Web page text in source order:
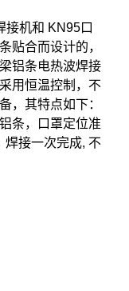
接机和 KN95口
贴合而设计的，
铝条电热波焊接
用恒温控制，不
，其特点如下：
条，口罩定位准
焊接一次完成, 不